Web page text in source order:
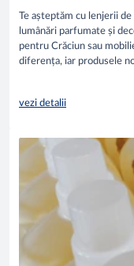
Te așteptăm cu lenjerii
lumânări parfumate și
pentru Crăciun sau
diferența, iar produsele
vezi detalii